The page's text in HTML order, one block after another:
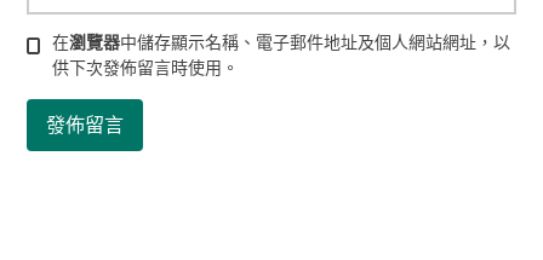
在瀏覽器中儲存顯示名稱、電子郵件地址及個人網站網址，以
供下次發佈留言時使用。